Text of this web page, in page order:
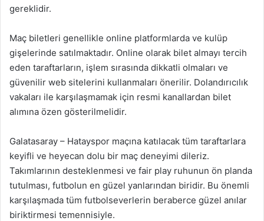
gereklidir.
Maç biletleri genellikle online platformlarda ve kulüp
gişelerinde satılmaktadır. Online olarak bilet almayı tercih
eden taraftarların, işlem sırasında dikkatli olmaları ve
güvenilir web sitelerini kullanmaları önerilir. Dolandırıcılık
vakaları ile karşılaşmamak için resmi kanallardan bilet
alımına özen gösterilmelidir.
Galatasaray – Hatayspor maçına katılacak tüm taraftarlara
keyifli ve heyecan dolu bir maç deneyimi dileriz.
Takımlarının desteklenmesi ve fair play ruhunun ön planda
tutulması, futbolun en güzel yanlarından biridir. Bu önemli
karşılaşmada tüm futbolseverlerin beraberce güzel anılar
biriktirmesi temennisiyle.